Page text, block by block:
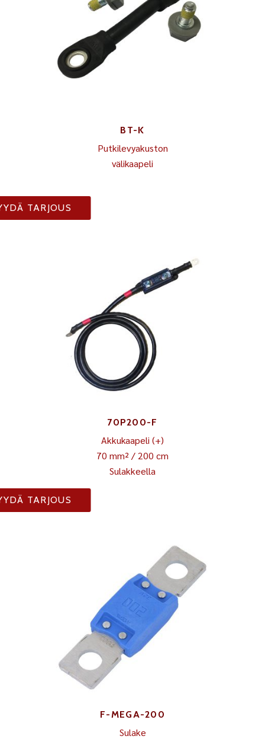
BT-K
Putkilevyakuston
välikaapeli
TARJOUS
70P200-F
Akkukaapeli (+)
70 mm² / 200 cm
Sulakkeella
TARJOUS
F-MEGA-200
Sulake